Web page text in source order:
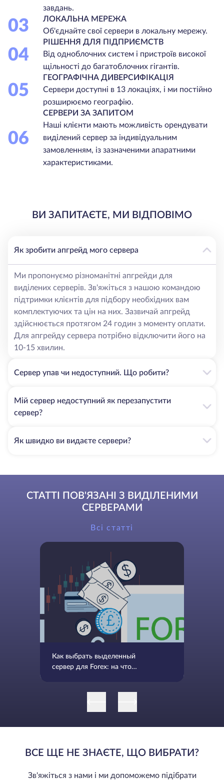
завдань.
03
ЛОКАЛЬНА МЕРЕЖА
Об'єднайте свої сервери в локальну мережу.
04
РІШЕННЯ ДЛЯ ПІДПРИЄМСТВ
Від одноблочних систем і пристроїв високої
щільності до багатоблочних гігантів.
05
ГЕОГРАФІЧНА ДИВЕРСИФІКАЦІЯ
Сервери доступні в 13 локаціях, і ми постійно
розширюємо географію.
06
СЕРВЕРИ ЗА ЗАПИТОМ
Наші клієнти мають можливість орендувати
виділений сервер за індивідуальним
замовленням, із зазначеними апаратними
характеристиками.
ВИ ЗАПИТАЄТЕ, МИ ВІДПОВІМО
Як зробити апгрейд мого сервера
Ми пропонуємо різноманітні апгрейди для
виділених серверів. Зв'яжіться з нашою командою
підтримки клієнтів для підбору необхідних вам
комплектуючих та цін на них. Зазвичай апгрейд
здійснюється протягом 24 годин з моменту оплати.
Для апгрейду сервера потрібно відключити його на
10-15 хвилин.
Сервер упав чи недоступний. Що робити?
Мій сервер недоступний як перезапустити
сервер?
Як швидко ви видаєте сервери?
СТАТТІ ПОВ'ЯЗАНІ З ВИДІЛЕНИМИ
СЕРВЕРАМИ
Всі статті
Как выбрать выделенный
сервер для Forex: на что
ВСЕ ЩЕ НЕ ЗНАЄТЕ, ЩО ВИБРАТИ?
Зв'яжіться з нами і ми допоможемо підібрати